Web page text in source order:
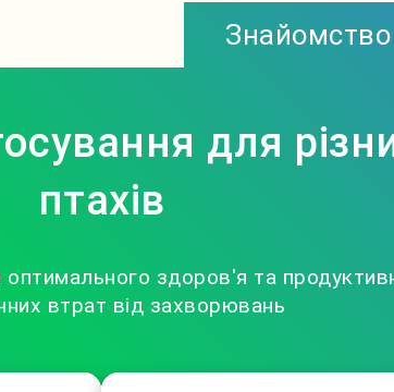
для
птахів
здоров'я та
втрат від захворювань